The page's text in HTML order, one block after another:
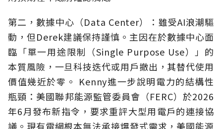
第二，數據中心（Data Center）：雖受AI浪潮驅
動，但Derek建議保持謹慎。主因在於數據中心面
臨「單一用途限制（Single Purpose Use）」的
本質風險，一旦科技迭代或用戶撤出，其替代使用
價值幾近於零。 Kenny進一步說明電力的結構性
瓶頸：美國聯邦能源監管委員會（FERC）於2026
年6月發布新指令，要求重評大型用電戶的連接協
議。現有電網根本無法承接爆發式需求，美國能源